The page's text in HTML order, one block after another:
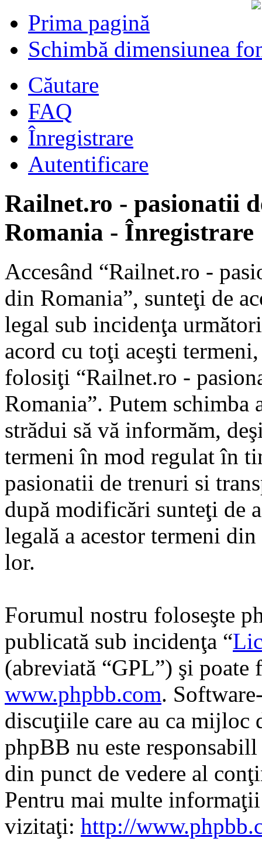
Prima pagină
Schimbă dimensiunea
Căutare
FAQ
Înregistrare
Autentificare
Railnet.ro - pasionatii
Romania - Înregistrare
Accesând “Railnet.ro -
din Romania”, sunteţi de
legal sub incidenţa
acord cu toţi aceşti
folosiţi “Railnet.ro -
Romania”. Putem
strădui să vă informăm,
termeni în mod regulat în
pasionatii de trenuri si
după modificări sunteţi de
legală a acestor termeni
lor.
Forumul nostru foloseşte
publicată sub incidenţa “
(abreviată “GPL”) şi poate
www.phpbb.com.
discuţiile care au ca mijloc
phpBB nu este
din punct de vedere al
Pentru mai multe
vizitaţi: http://